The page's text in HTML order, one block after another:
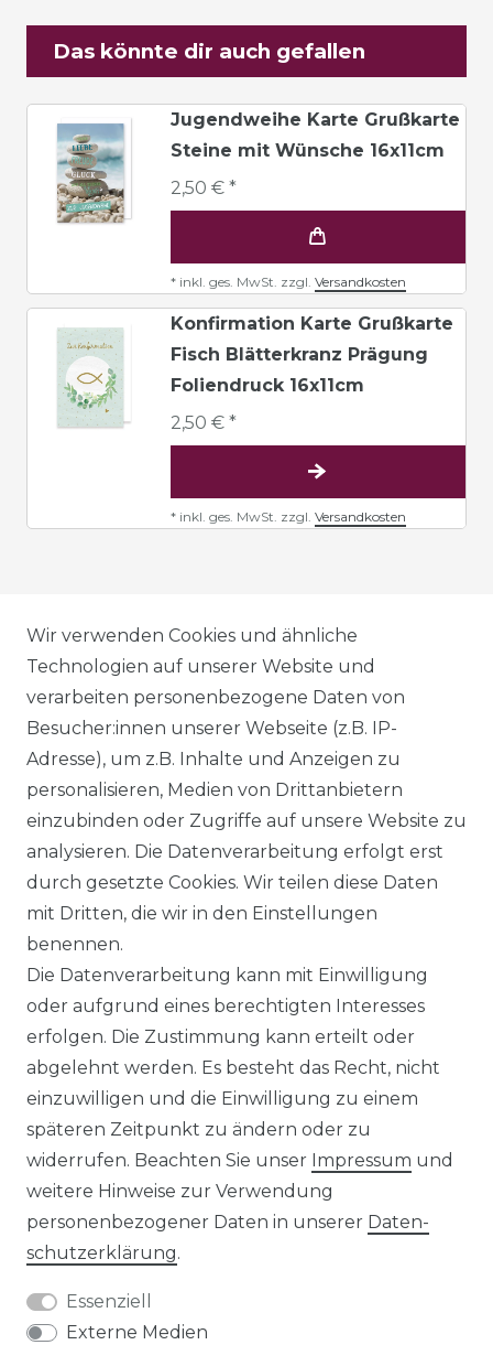
Das könnte dir auch gefallen
Jugendweihe Karte Grußkarte
Steine mit Wünsche 16x11cm
2,50 € *
* inkl. ges. MwSt. zzgl. Versandkosten
Konfirmation Karte Grußkarte
Fisch Blätterkranz Prägung
Foliendruck 16x11cm
2,50 € *
* inkl. ges. MwSt. zzgl. Versandkosten
AGB
DATENSCHUTZERKLÄRUNG
WIDERRUFSRECHT
IMPRESSUM
KONTAKT
Unsere Zahlungsmöglichkeiten
Wir versenden mit
Wir verwenden Cookies und ähnliche
Technologien auf unserer Website und
verarbeiten personenbezogene Daten von
Besucher:innen unserer Webseite (z.B. IP-
Adresse), um z.B. Inhalte und Anzeigen zu
personalisieren, Medien von Drittanbietern
einzubinden oder Zugriffe auf unsere Website zu
analysieren. Die Datenverarbeitung erfolgt erst
durch gesetzte Cookies. Wir teilen diese Daten
mit Dritten, die wir in den Einstellungen
benennen.
Die Datenverarbeitung kann mit Einwilligung
oder aufgrund eines berechtigten Interesses
erfolgen. Die Zustimmung kann erteilt oder
abgelehnt werden. Es besteht das Recht, nicht
einzuwilligen und die Einwilligung zu einem
späteren Zeitpunkt zu ändern oder zu
widerrufen. Beachten Sie unser Impressum und
weitere Hinweise zur Verwendung
personenbezogener Daten in unserer Daten­
schutz­erklärung.
Essenziell
Externe Medien